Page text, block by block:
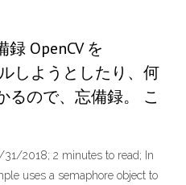
OpenCV を
しようとしたり、何
るので、忘備録。 こ
2018; 2 minutes to read; In
uses a semaphore object to